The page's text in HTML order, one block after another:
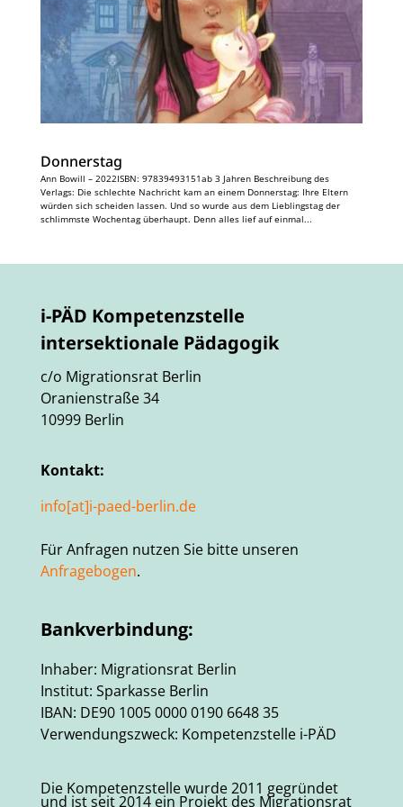
Donnerstag
Ann Bowill – 2022ISBN: 97839493151ab 3 Jahren Beschreibung des
Verlags: Die schlechte Nachricht kam an einem Donnerstag: Ihre Eltern
würden sich scheiden lassen. Und so wurde aus dem Lieblingstag der
schlimmste Wochentag überhaupt. Denn alles lief auf einmal...
i-PÄD Kompetenzstelle
intersektionale Pädagogik
c/o Migrationsrat Berlin
Oranienstraße 34
10999 Berlin
Kontakt:
info[at]i-paed-berlin.de
Für Anfragen nutzen Sie bitte unseren
Anfragebogen.
Bankverbindung:
Inhaber: Migrationsrat Berlin
Institut: Sparkasse Berlin
IBAN: DE90 1005 0000 0190 6648 35
Verwendungszweck: Kompetenzstelle i-PÄD
Die Kompetenzstelle wurde 2011 gegründet
und ist seit 2014 ein Projekt des Migrationsrat